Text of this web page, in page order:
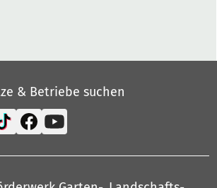
& Betriebe suchen